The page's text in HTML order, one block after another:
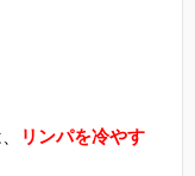
リンパを冷やす